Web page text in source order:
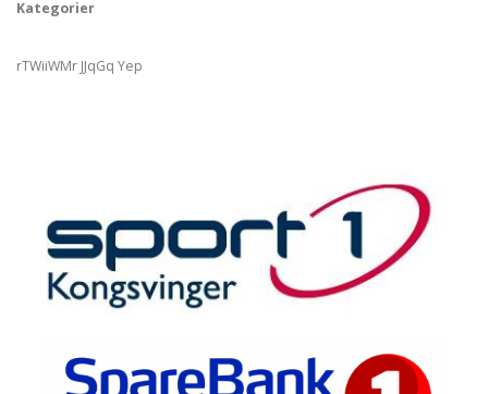
Kategorier
rTWiiWMr JJqGq Yep